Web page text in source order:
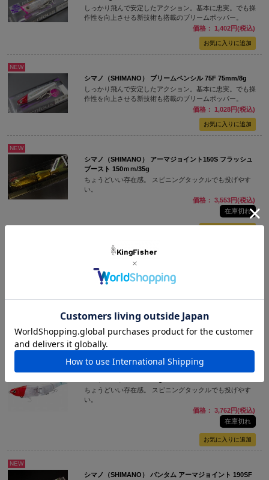
しっかり飛んで安定したアクション。基本に忠実。でも操
作性を向上させる新技術も搭載のブリームポッパー。
価格： 1,402円(税込)
NEW
シマノ（SHIMANO） ブリームペンシル 75F 75mm/8g
しっかり飛んで安定したアクション。基本に忠実。でも操
作性を向上させる新技術も搭載のブリームポッパー。
価格： 1,028円(税込)
NEW
シマノ（SHIMANO） アーマジョイント150S フラッシュ
ブースト 150ｍｍ/35g
ちょうどいい存在感。 スピニングタックルでも投げやす
い。
価格： 3,553円(税込)
在庫切れ
シマノ（SHIMANO） バンタム Btアーマジョイント
280SF アーマブースト 280ｍｍ/135g
ジャイアントベイトの常識を打ち砕く革新のテクノロジ
シマノ（SHIMANO） 熱砂 アーマジョイント150S フラッ
ちょうどいい存在感。 スピニングタックルでも投げやす
い。
価格： 3,762円(税込)
在庫切れ
NEW
シマノ（SHIMANO） バンタム アーマジョイント 190SF